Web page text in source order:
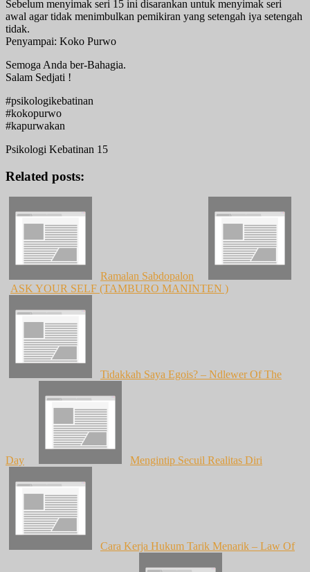
Sebelum menyimak seri 15 ini disarankan untuk menyimak seri
awal agar tidak menimbulkan pemikiran yang setengah iya setengah
tidak.
Penyampai: Koko Purwo
Semoga Anda ber-Bahagia.
Salam Sedjati !
#psikologikebatinan
#kokopurwo
#kapurwakan
Psikologi Kebatinan 15
Related posts:
Ramalan Sabdopalon
ASK YOUR SELF (TAMBURO MANINTEN )
Tidakkah Saya Egois? – Ndlewer Of The
Day Mengintip Secuil Realitas Diri
Cara Kerja Hukum Tarik Menarik – Law Of